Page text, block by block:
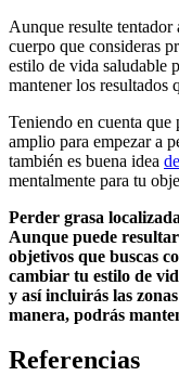
Aunque resulte tentador
cuerpo que consideras
estilo de vida saludable
mantener los resultados
Teniendo en cuenta que
amplio para empezar a
también es buena idea
mentalmente para tu
Perder grasa localizada
Aunque puede resultar
objetivos que buscas
cambiar tu estilo de
y así incluirás las
manera, podrás
Referencias